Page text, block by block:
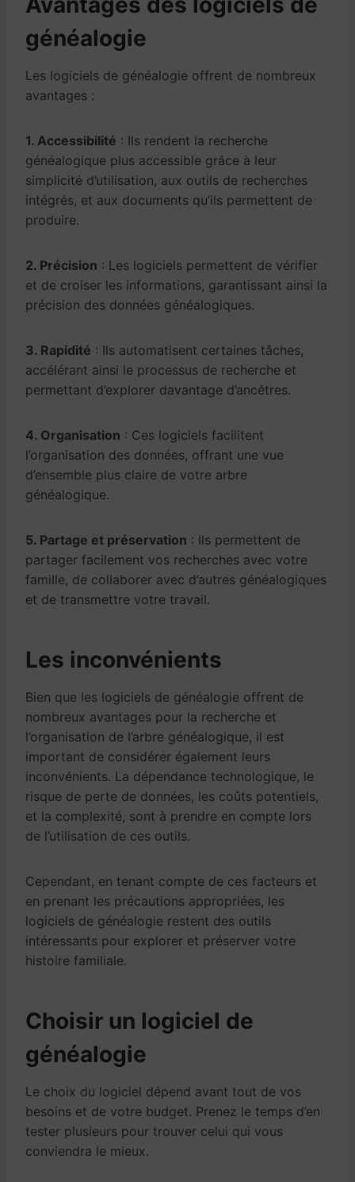
généalogie
Les logiciels de généalogie offrent de nombreux
avantages :
1. Accessibilité : Ils rendent la recherche
généalogique plus accessible grâce à leur
simplicité d’utilisation, aux outils de recherches
intégrés, et aux documents qu’ils permettent de
produire.
2. Précision : Les logiciels permettent de vérifier
et de croiser les informations, garantissant ainsi la
précision des données généalogiques.
3. Rapidité : Ils automatisent certaines tâches,
accélérant ainsi le processus de recherche et
permettant d’explorer davantage d’ancêtres.
4. Organisation : Ces logiciels facilitent
l’organisation des données, offrant une vue
d’ensemble plus claire de votre arbre
généalogique.
5. Partage et préservation : Ils permettent de
partager facilement vos recherches avec votre
famille, de collaborer avec d’autres généalogiques
et de transmettre votre travail.
Les inconvénients
Bien que les logiciels de généalogie offrent de
nombreux avantages pour la recherche et
l’organisation de l’arbre généalogique, il est
important de considérer également leurs
inconvénients. La dépendance technologique, le
risque de perte de données, les coûts potentiels,
et la complexité, sont à prendre en compte lors
de l’utilisation de ces outils.
Cependant, en tenant compte de ces facteurs et
en prenant les précautions appropriées, les
logiciels de généalogie restent des outils
intéressants pour explorer et préserver votre
histoire familiale.
Choisir un logiciel de
généalogie
Le choix du logiciel dépend avant tout de vos
besoins et de votre budget. Prenez le temps d’en
tester plusieurs pour trouver celui qui vous
conviendra le mieux.